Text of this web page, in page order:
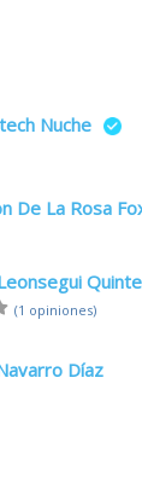
Nuche
De La Rosa
(1 opiniones)
Díaz